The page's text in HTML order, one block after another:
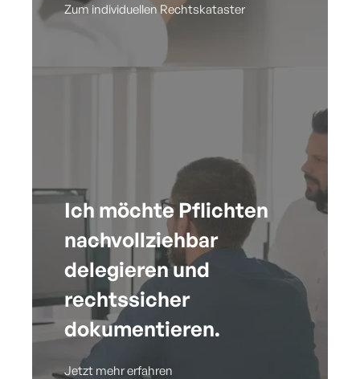
Zum individuellen Rechtskataster
Ich möchte Pflichten
nachvollziehbar
delegieren und
rechtssicher
dokumentieren.
Jetzt mehr erfahren